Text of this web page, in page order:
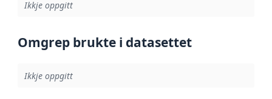
Ikkje oppgitt
Omgrep brukte i datasettet
Ikkje oppgitt